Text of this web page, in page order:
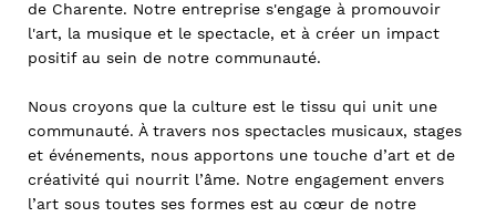
de Charente. Notre entreprise s'engage à promouvoir
l'art, la musique et le spectacle, et à créer un impact
positif au sein de notre communauté.
Nous croyons que la culture est le tissu qui unit une
communauté. À travers nos spectacles musicaux, stages
et événements, nous apportons une touche d’art et de
créativité qui nourrit l’âme. Notre engagement envers
l’art sous toutes ses formes est au cœur de notre